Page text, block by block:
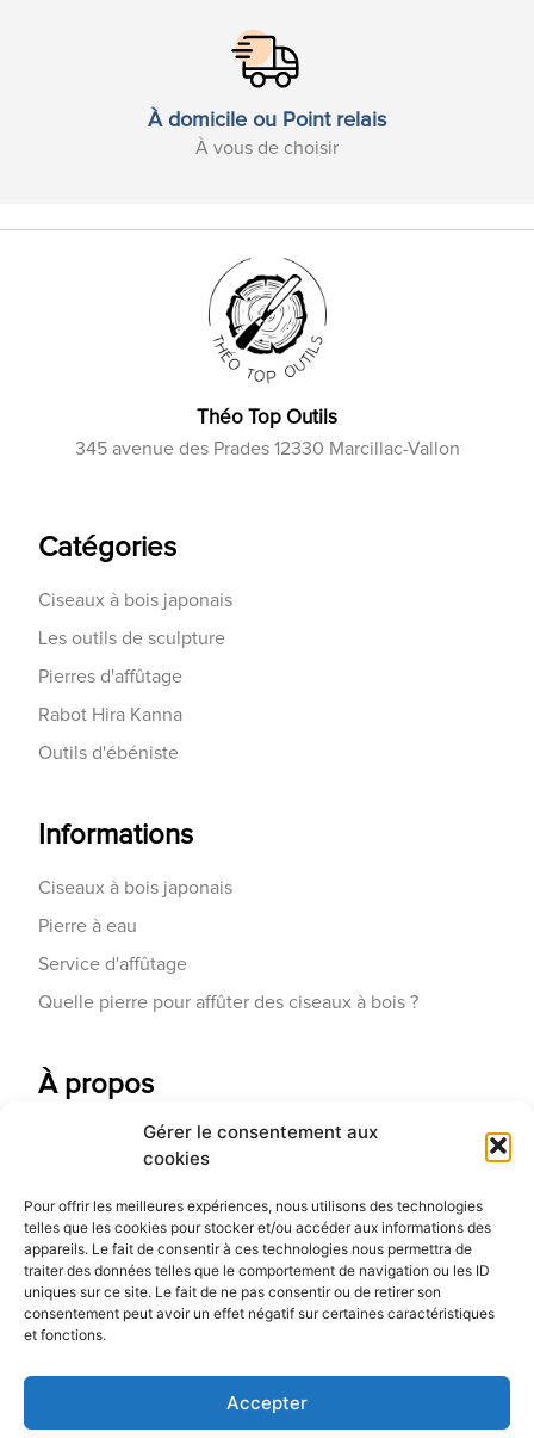
Gérer le consentement aux
cookies
Pour offrir les meilleures expériences, nous utilisons des technologies
telles que les cookies pour stocker et/ou accéder aux informations des
appareils. Le fait de consentir à ces technologies nous permettra de
traiter des données telles que le comportement de navigation ou les ID
uniques sur ce site. Le fait de ne pas consentir ou de retirer son
consentement peut avoir un effet négatif sur certaines caractéristiques
et fonctions.
Accepter
À domicile ou Point relais
À vous de choisir
Théo Top Outils
345 avenue des Prades 12330 Marcillac-Vallon
Catégories
Ciseaux à bois japonais
Les outils de sculpture
Pierres d'affûtage
Rabot Hira Kanna
Outils d'ébéniste
Informations
Ciseaux à bois japonais
Pierre à eau
Service d'affûtage
Quelle pierre pour affûter des ciseaux à bois ?
À propos
Contactez-nous
Qui sommes-nous
Blog